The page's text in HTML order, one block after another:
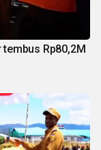
Rp80,2M